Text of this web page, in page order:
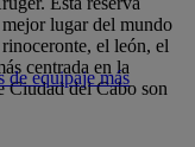
lugar del mundo
el león, el
centrada en la
Ciudad del Cabo son
de equipaje más